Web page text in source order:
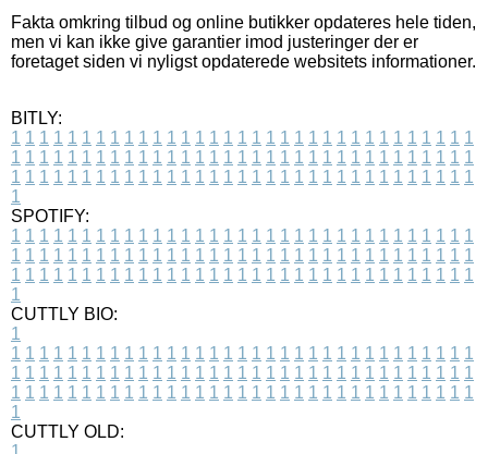
Fakta omkring tilbud og online butikker opdateres hele tiden,
men vi kan ikke give garantier imod justeringer der er
foretaget siden vi nyligst opdaterede websitets informationer.
BITLY:
1 1 1 1 1 1 1 1 1 1 1 1 1 1 1 1 1 1 1 1 1 1 1 1 1 1 1 1 1 1 1 1 1
1 1 1 1 1 1 1 1 1 1 1 1 1 1 1 1 1 1 1 1 1 1 1 1 1 1 1 1 1 1 1 1 1
1 1 1 1 1 1 1 1 1 1 1 1 1 1 1 1 1 1 1 1 1 1 1 1 1 1 1 1 1 1 1 1 1
1
SPOTIFY:
1 1 1 1 1 1 1 1 1 1 1 1 1 1 1 1 1 1 1 1 1 1 1 1 1 1 1 1 1 1 1 1 1
1 1 1 1 1 1 1 1 1 1 1 1 1 1 1 1 1 1 1 1 1 1 1 1 1 1 1 1 1 1 1 1 1
1 1 1 1 1 1 1 1 1 1 1 1 1 1 1 1 1 1 1 1 1 1 1 1 1 1 1 1 1 1 1 1 1
1
CUTTLY BIO:
1
1 1 1 1 1 1 1 1 1 1 1 1 1 1 1 1 1 1 1 1 1 1 1 1 1 1 1 1 1 1 1 1 1
1 1 1 1 1 1 1 1 1 1 1 1 1 1 1 1 1 1 1 1 1 1 1 1 1 1 1 1 1 1 1 1 1
1 1 1 1 1 1 1 1 1 1 1 1 1 1 1 1 1 1 1 1 1 1 1 1 1 1 1 1 1 1 1 1 1
1
CUTTLY OLD: